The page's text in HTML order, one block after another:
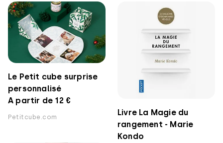
Le Petit cube surprise
personnalisé
A partir de 12 €
Petitcube.com
Livre La Magie du
rangement - Marie
Kondo